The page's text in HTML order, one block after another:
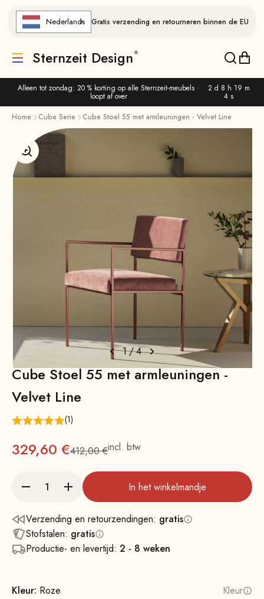
Alleen tot zondag: 20 % korting op alle Sternzeit-meubels ·
loopt af over
2 d 8 h 19 m
4 s
Nederlands Gratis verzending en retourneren binnen de EU
Vertaling ontbreekt: de.header.general.menu
Sternzeit Design
Home Cube Serie Cube Stoel 55 met armleuningen - Velvet Line
1/4
Afbeelding vergroten
Cube Stoel 55 met armleuningen -
Velvet Line
(1)
Aanbieding
329,60 €Normale
412,00 €incl. btw
In het winkelmandje
Verzending en retourzendingen: gratis
Stofstalen: gratis
Productie- en levertijd: 2 - 8 weken
Kleur: Roze Kleur